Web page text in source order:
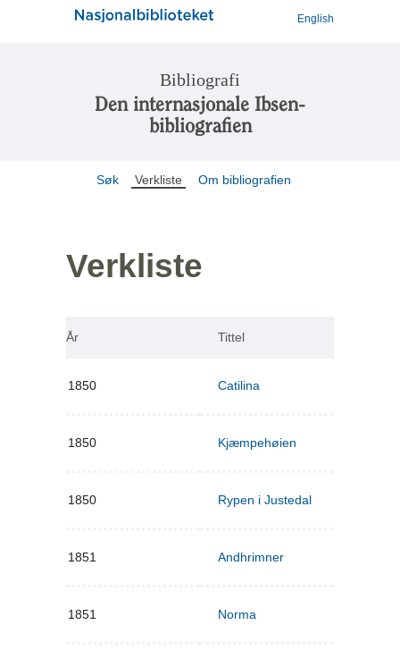
English
Bibliografi
Den internasjonale Ibsen-
bibliografien
Søk Verkliste Om bibliografien
Verkliste
År Tittel
1850 Catilina
1850 Kjæmpehøien
1850 Rypen i Justedal
1851 Andhrimner
1851 Norma